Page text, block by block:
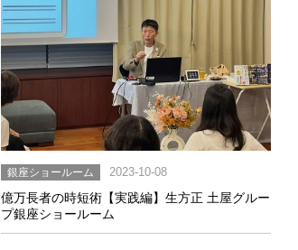
銀座ショールーム 2023-10-08
億万長者の時短術【実践編】生方正 土屋グルー
プ銀座ショールーム